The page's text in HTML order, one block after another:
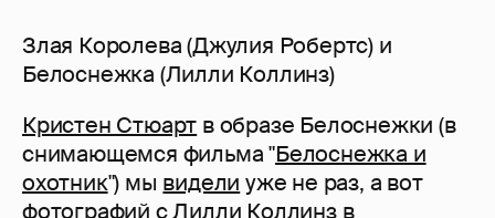
Злая Королева (Джулия Робертс) и
Белоснежка (Лилли Коллинз)
Кристен Стюарт в образе Белоснежки (в
снимающемся фильма "Белоснежка и
охотник") мы видели уже не раз, а вот
фотографий с Лилли Коллинз в